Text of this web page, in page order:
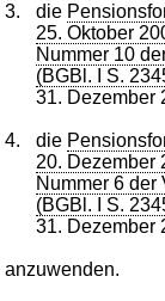
3. die
25. Oktober
Nummer 10
(BGBl. I S.
31. Dezember
4. die
20. Dezember
Nummer 6 der
(BGBl. I S.
31. Dezember
anzuwenden.